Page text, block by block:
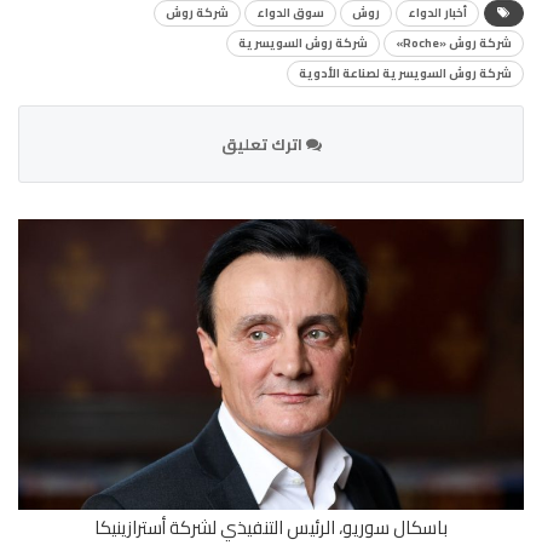
أخبار الدواء روش سوق الدواء
شركة روش
شركة روش «Roche»
شركة روش السويسرية
شركة روش السويسرية لصناعة الأدوية
اترك تعليق
باسكال سوريو، الرئيس التنفيذي لشركة أسترازينيكا